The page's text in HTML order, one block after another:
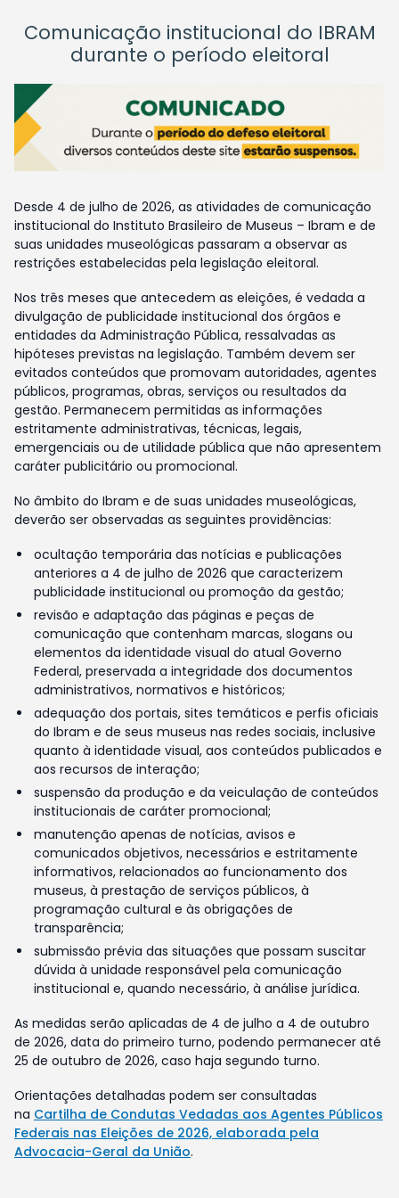
Comunicação institucional do IBRAM
durante o período eleitoral
Desde 4 de julho de 2026, as atividades de comunicação
institucional do Instituto Brasileiro de Museus – Ibram e de
suas unidades museológicas passaram a observar as
restrições estabelecidas pela legislação eleitoral.
Nos três meses que antecedem as eleições, é vedada a
divulgação de publicidade institucional dos órgãos e
entidades da Administração Pública, ressalvadas as
hipóteses previstas na legislação. Também devem ser
evitados conteúdos que promovam autoridades, agentes
públicos, programas, obras, serviços ou resultados da
gestão. Permanecem permitidas as informações
estritamente administrativas, técnicas, legais,
emergenciais ou de utilidade pública que não apresentem
caráter publicitário ou promocional.
No âmbito do Ibram e de suas unidades museológicas,
deverão ser observadas as seguintes providências:
ocultação temporária das notícias e publicações
anteriores a 4 de julho de 2026 que caracterizem
publicidade institucional ou promoção da gestão;
revisão e adaptação das páginas e peças de
comunicação que contenham marcas, slogans ou
elementos da identidade visual do atual Governo
Federal, preservada a integridade dos documentos
administrativos, normativos e históricos;
adequação dos portais, sites temáticos e perfis oficiais
do Ibram e de seus museus nas redes sociais, inclusive
quanto à identidade visual, aos conteúdos publicados e
aos recursos de interação;
suspensão da produção e da veiculação de conteúdos
institucionais de caráter promocional;
manutenção apenas de notícias, avisos e
comunicados objetivos, necessários e estritamente
informativos, relacionados ao funcionamento dos
museus, à prestação de serviços públicos, à
programação cultural e às obrigações de
transparência;
submissão prévia das situações que possam suscitar
dúvida à unidade responsável pela comunicação
institucional e, quando necessário, à análise jurídica.
As medidas serão aplicadas de 4 de julho a 4 de outubro
de 2026, data do primeiro turno, podendo permanecer até
25 de outubro de 2026, caso haja segundo turno.
Orientações detalhadas podem ser consultadas
na Cartilha de Condutas Vedadas aos Agentes Públicos
Federais nas Eleições de 2026, elaborada pela
Advocacia-Geral da União.